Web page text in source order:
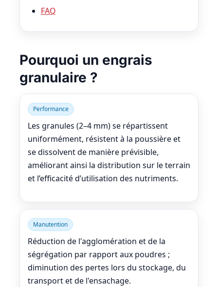
FAQ
Pourquoi un engrais
granulaire ?
Performance
Les granules (2–4 mm) se répartissent
uniformément, résistent à la poussière et
se dissolvent de manière prévisible,
améliorant ainsi la distribution sur le terrain
et l’efficacité d’utilisation des nutriments.
Manutention
Réduction de l'agglomération et de la
ségrégation par rapport aux poudres ;
diminution des pertes lors du stockage, du
transport et de l'ensachage.